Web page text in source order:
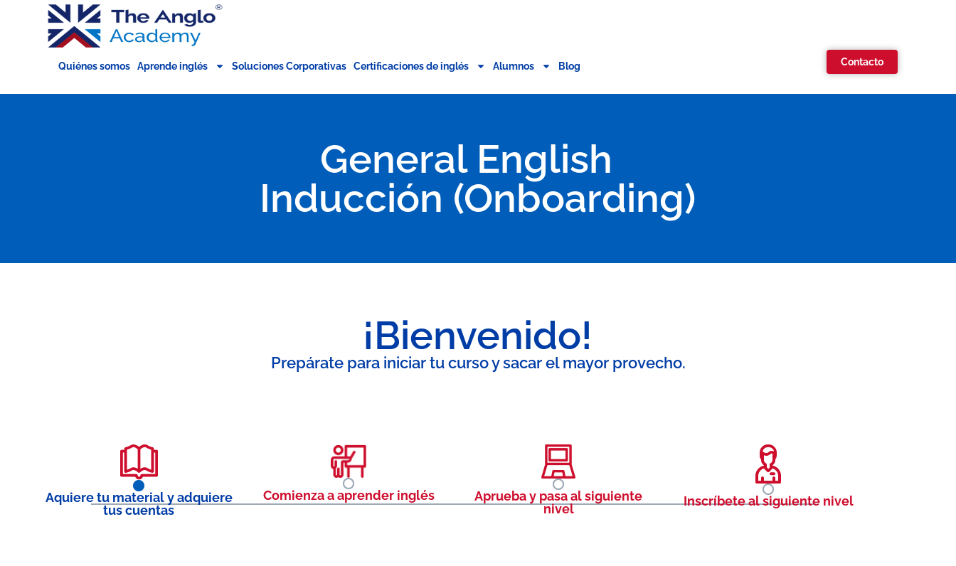
Quiénes somos Aprende inglés Soluciones Corporativas Certificaciones de inglés Alumnos Blog Contacto
General English
Inducción (Onboarding)
¡Bienvenido!
Prepárate para iniciar tu curso y sacar el mayor provecho.
Aquiere tu material y adquiere
tus cuentas
Comienza a aprender inglés
.
Aprueba y pasa al siguiente
nivel
Inscríbete al siguiente nivel